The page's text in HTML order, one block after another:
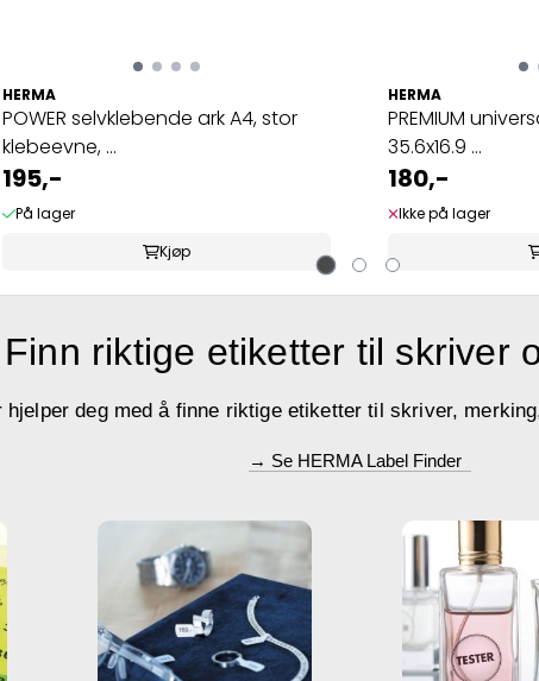
HERMA
POWER selvklebende ark A4, stor
klebeevne, ...
195,-
På lager
Kjøp
HERMA
PREMIUM
35.6x16.9 ...
180,-
Ikke på lager
Finn riktige etiketter til skriver
hjelper deg med å finne riktige etiketter til skriver,
→ Se HERMA Label Finder